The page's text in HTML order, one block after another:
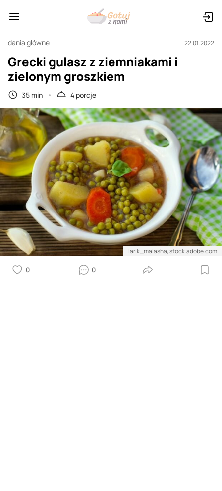
dania główne 22.01.2022
Grecki gulasz z ziemniakami i
zielonym groszkiem
35 min 4 porcje
larik_malasha, stock.adobe.com
0 0